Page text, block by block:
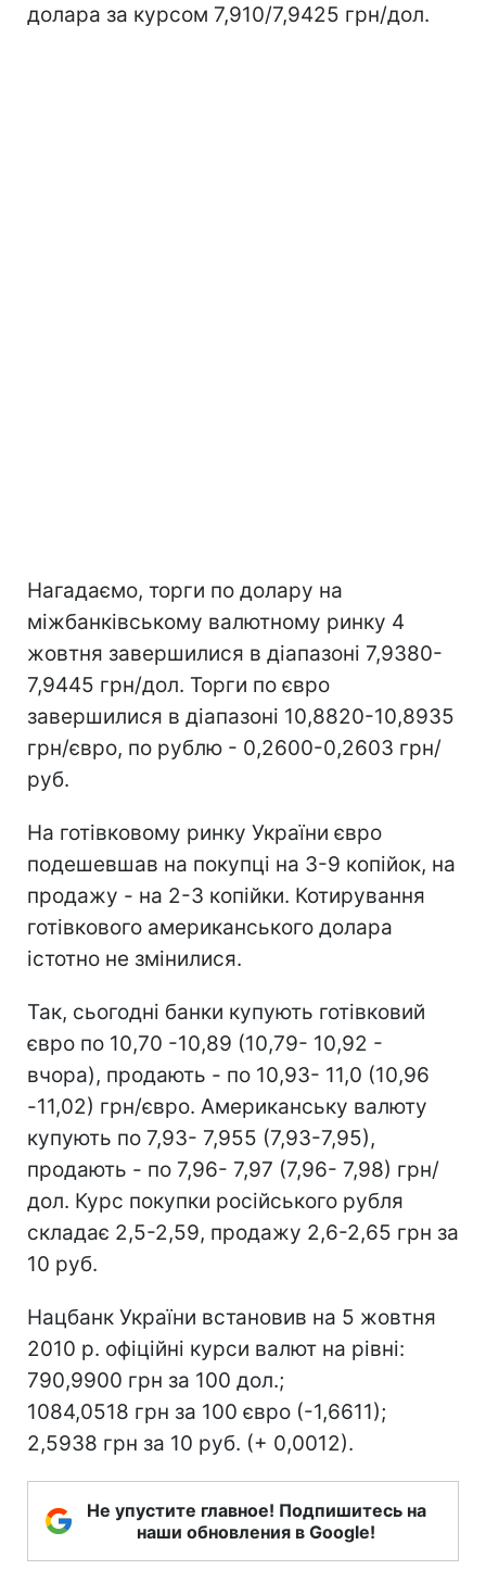
долара за курсом 7,910/7,9425 грн/дол.
Нагадаємо, торги по долару на
міжбанківському валютному ринку 4
жовтня завершилися в діапазоні 7,9380-
7,9445 грн/дол. Торги по євро
завершилися в діапазоні 10,8820-10,8935
грн/євро, по рублю - 0,2600-0,2603 грн/
руб.
На готівковому ринку України євро
подешевшав на покупці на 3-9 копійок, на
продажу - на 2-3 копійки. Котирування
готівкового американського долара
істотно не змінилися.
Так, сьогодні банки купують готівковий
євро по 10,70 -10,89 (10,79- 10,92 -
вчора), продають - по 10,93- 11,0 (10,96
-11,02) грн/євро. Американську валюту
купують по 7,93- 7,955 (7,93-7,95),
продають - по 7,96- 7,97 (7,96- 7,98) грн/
дол. Курс покупки російського рубля
складає 2,5-2,59, продажу 2,6-2,65 грн за
10 руб.
Нацбанк України встановив на 5 жовтня
2010 р. офіційні курси валют на рівні:
790,9900 грн за 100 дол.;
1084,0518 грн за 100 євро (-1,6611);
2,5938 грн за 10 руб. (+ 0,0012).
Не упустите главное! Подпишитесь на
наши обновления в Google!